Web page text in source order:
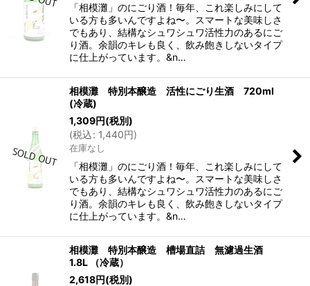
「相模灘」のにごり酒！毎年、これ楽しみにして
いる方も多いんですよね〜。スマートな美味しさ
でもあり、結構なシュワシュワ活性力のあるにご
り酒。余韻のキレも良く、飲み飽きしないタイプ
に仕上がっています。&n…
相模灘 特別本醸造 活性にごり生酒 720ml
(冷蔵)
1,309円(税別)
(税込: 1,440円)
在庫なし
「相模灘」のにごり酒！毎年、これ楽しみにして
いる方も多いんですよね〜。スマートな美味しさ
でもあり、結構なシュワシュワ活性力のあるにご
り酒。余韻のキレも良く、飲み飽きしないタイプ
に仕上がっています。&n…
相模灘 特別本醸造 槽場直詰 無濾過生酒
1.8L （冷蔵）
2,618円(税別)